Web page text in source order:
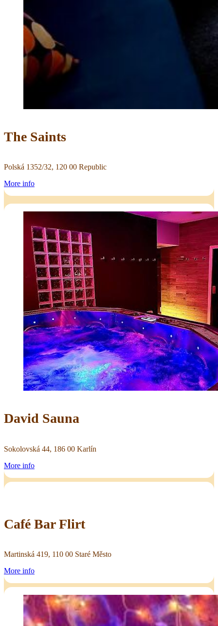
The Saints
Polská 1352/32, 120 00 Republic
More info
David Sauna
Sokolovská 44, 186 00 Karlín
More info
Café Bar Flirt
Martinská 419, 110 00 Staré Město
More info